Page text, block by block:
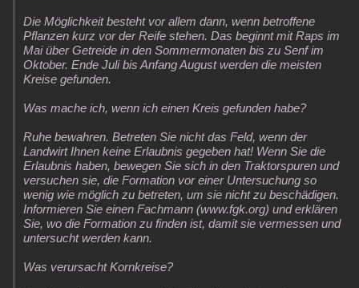
Die Möglichkeit besteht vor allem dann, wenn betroffene
Pflanzen kurz vor der Reife stehen. Das beginnt mit Raps im
Mai über Getreide in den Sommermonaten bis zu Senf im
Oktober. Ende Juli bis Anfang August werden die meisten
Kreise gefunden.
Was mache ich, wenn ich einen Kreis gefunden habe?
Ruhe bewahren. Betreten Sie nicht das Feld, wenn der
Landwirt Ihnen keine Erlaubnis gegeben hat! Wenn Sie die
Erlaubnis haben, bewegen Sie sich in den Traktorspuren und
versuchen sie, die Formation vor einer Untersuchung so
wenig wie möglich zu betreten, um sie nicht zu beschädigen.
Informieren Sie einen Fachmann (www.fgk.org) und erklären
Sie, wo die Formation zu finden ist, damit sie vermessen und
untersucht werden kann.
Was verursacht Kornkreise?